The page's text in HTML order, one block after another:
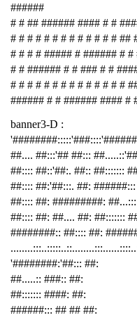
######
# # ## ###### #### # #
# # # # # # # # # # # # # ##
# # # # ##### # ###### #
# # ###### # # ### # #
# # # # # # # # # # # # # #
###### # # ###### #### #
banner3-D :
##.... ##:::'## ##:::
##:::: ##::'##:. ##:: ##:::::::
##:::: ##:'##:::. ##:
##:::: ##: #########:
##:::: ##: ##.... ##: ##:::::::
########:: ##:::: ##:
'########:'##::: ##:
##.....:: ###:: ##:
##::::::: ####: ##:
######::: ## ## ##: